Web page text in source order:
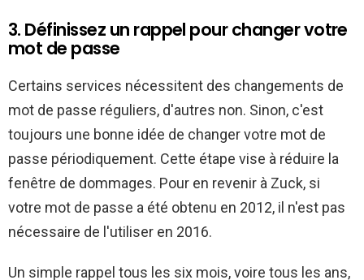
3. Définissez un rappel pour changer votre
mot de passe
Certains services nécessitent des changements de
mot de passe réguliers, d'autres non. Sinon, c'est
toujours une bonne idée de changer votre mot de
passe périodiquement. Cette étape vise à réduire la
fenêtre de dommages. Pour en revenir à Zuck, si
votre mot de passe a été obtenu en 2012, il n'est pas
nécessaire de l'utiliser en 2016.
Un simple rappel tous les six mois, voire tous les ans,